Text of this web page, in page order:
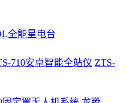
全能星电台
710安卓智能全站仪 ZTS-